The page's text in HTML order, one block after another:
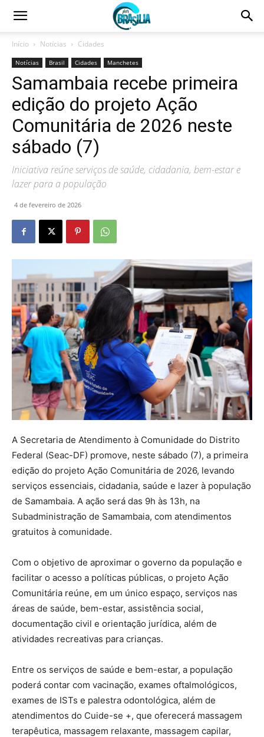
Início Notícias Cidades
Notícias Brasil Cidades Manchetes
Samambaia recebe primeira
edição do projeto Ação
Comunitária de 2026 neste
sábado (7)
Iniciativa reúne serviços de saúde, cidadania, bem-estar e
lazer para a população
4 de fevereiro de 2026
A Secretaria de Atendimento à Comunidade do Distrito
Federal (Seac-DF) promove, neste sábado (7), a primeira
edição do projeto Ação Comunitária de 2026, levando
serviços essenciais, cidadania, saúde e lazer à população
de Samambaia. A ação será das 9h às 13h, na
Subadministração de Samambaia, com atendimentos
gratuitos à comunidade.
Com o objetivo de aproximar o governo da população e
facilitar o acesso a políticas públicas, o projeto Ação
Comunitária reúne, em um único espaço, serviços nas
áreas de saúde, bem-estar, assistência social,
documentação civil e orientação jurídica, além de
atividades recreativas para crianças.
Entre os serviços de saúde e bem-estar, a população
poderá contar com vacinação, exames oftalmológicos,
exames de ISTs e palestra odontológica, além de
atendimentos do Cuide-se +, que oferecerá massagem
terapêutica, massagem relaxante, massagem capilar,